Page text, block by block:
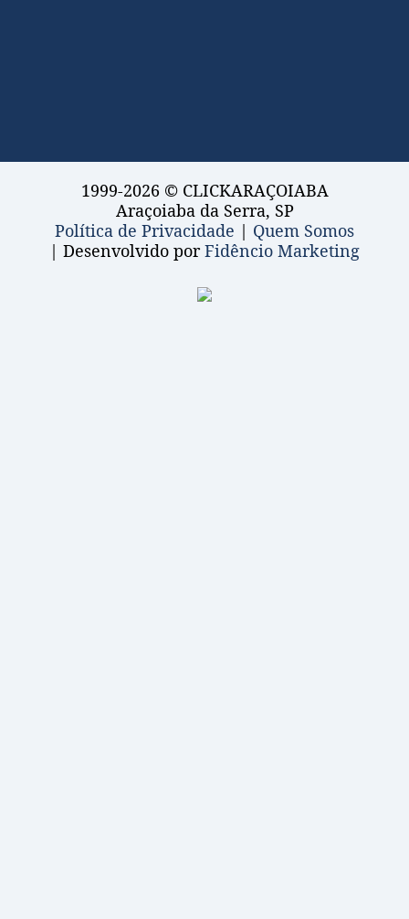
1999-2026 © CLICKARAÇOIABA
Araçoiaba da Serra, SP
Política de Privacidade | Quem Somos
| Desenvolvido porFidêncio Marketing